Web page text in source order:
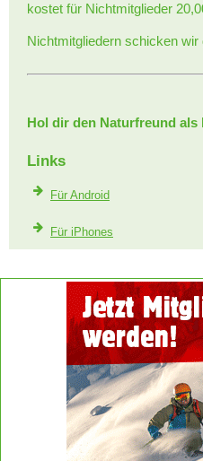
kostet für Nichtmitglieder
Nichtmitgliedern schicken wir
Hol dir den Naturfreund als
Links
Für Android
Für iPhones